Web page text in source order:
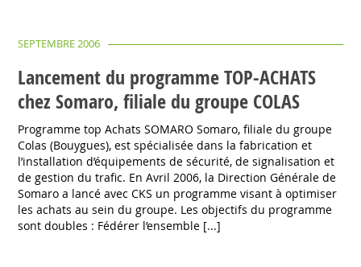
SEPTEMBRE 2006
Lancement du programme TOP-ACHATS
chez Somaro, filiale du groupe COLAS
Programme top Achats SOMARO Somaro, filiale du groupe
Colas (Bouygues), est spécialisée dans la fabrication et
l’installation d’équipements de sécurité, de signalisation et
de gestion du trafic. En Avril 2006, la Direction Générale de
Somaro a lancé avec CKS un programme visant à optimiser
les achats au sein du groupe. Les objectifs du programme
sont doubles : Fédérer l’ensemble [...]